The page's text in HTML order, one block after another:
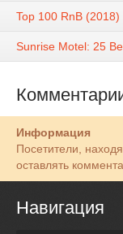
Top 100 RnB (2018)
Sunrise Motel: 25
Информация
Посетители,
оставлять
Навигация